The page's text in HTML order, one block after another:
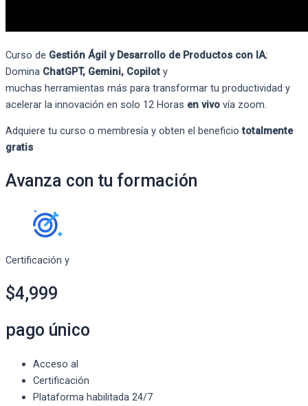
Curso de Gestión Ágil y Desarrollo de Productos con IA;
Domina ChatGPT, Gemini, Copilot y
muchas herramientas más para transformar tu productividad y
acelerar la innovación en solo 12 Horas en vivo vía zoom.
Adquiere tu curso o membresía y obten el beneficiototalmente
gratis
Avanza con tu formación
Certificación y
$4,999
pago único
Acceso al
Certificación
Plataforma habilitada 24/7